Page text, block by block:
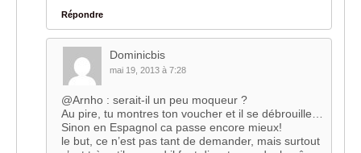
Répondre
Dominicbis
mai 19, 2013 à 7:28
@Arnho : serait-il un peu moqueur ?
Au pire, tu montres ton voucher et il se débrouille…
Sinon en Espagnol ca passe encore mieux!
le but, ce n’est pas tant de demander, mais surtout